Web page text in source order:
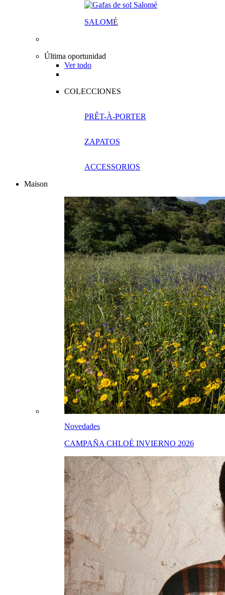
SALOMÉ
Última oportunidad
Ver todo
COLECCIONES
PRÊT-À-PORTER
ZAPATOS
ACCESSORIOS
Maison
Novedades
CAMPAÑA CHLOÉ INVIERNO 2026